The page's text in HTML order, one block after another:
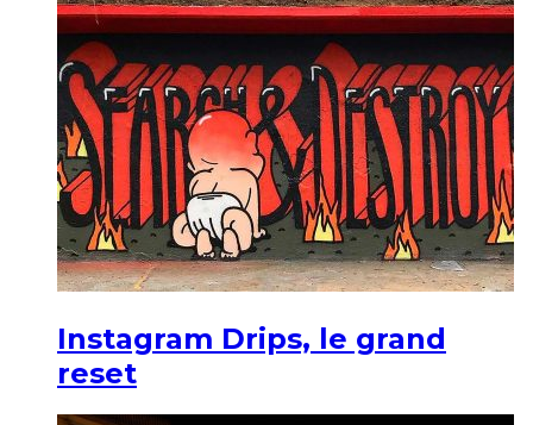
Instagram Drips, le grand
reset